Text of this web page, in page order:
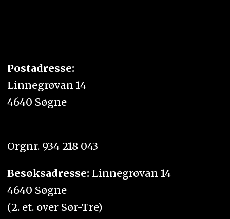
Postadresse:
Linnegrøvan 14
4640 Søgne
Orgnr. 934 218 043
Besøksadresse: Linnegrøvan 14
4640 Søgne
(2. et. over Sør-Tre)